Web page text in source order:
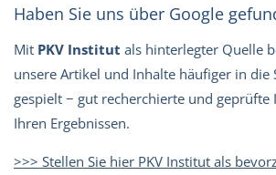
Haben Sie uns über Google
Mit PKV Institut als hinterlegter Quelle
unsere Artikel und Inhalte häufiger in die
gespielt − gut recherchierte und geprüfte
Ihren Ergebnissen.
>>> Stellen Sie hier PKV Institut als